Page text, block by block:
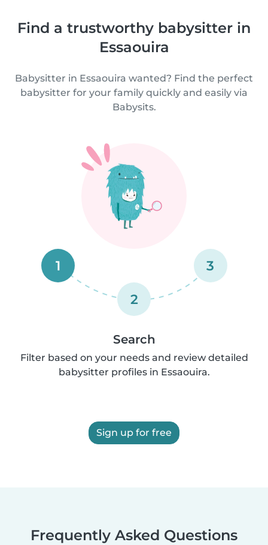
Find a trustworthy babysitter in
Essaouira
Babysitter in Essaouira wanted? Find the perfect
babysitter for your family quickly and easily via
Babysits.
1
2
3
Search
Filter based on your needs and review detailed
babysitter profiles in Essaouira.
Sign up for free
Frequently Asked Questions